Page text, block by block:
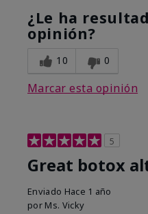
¿Le ha
opinión?
10 0
Marcar esta opinión
5
Great botox
Enviado Hace 1 año
por Ms. Vicky